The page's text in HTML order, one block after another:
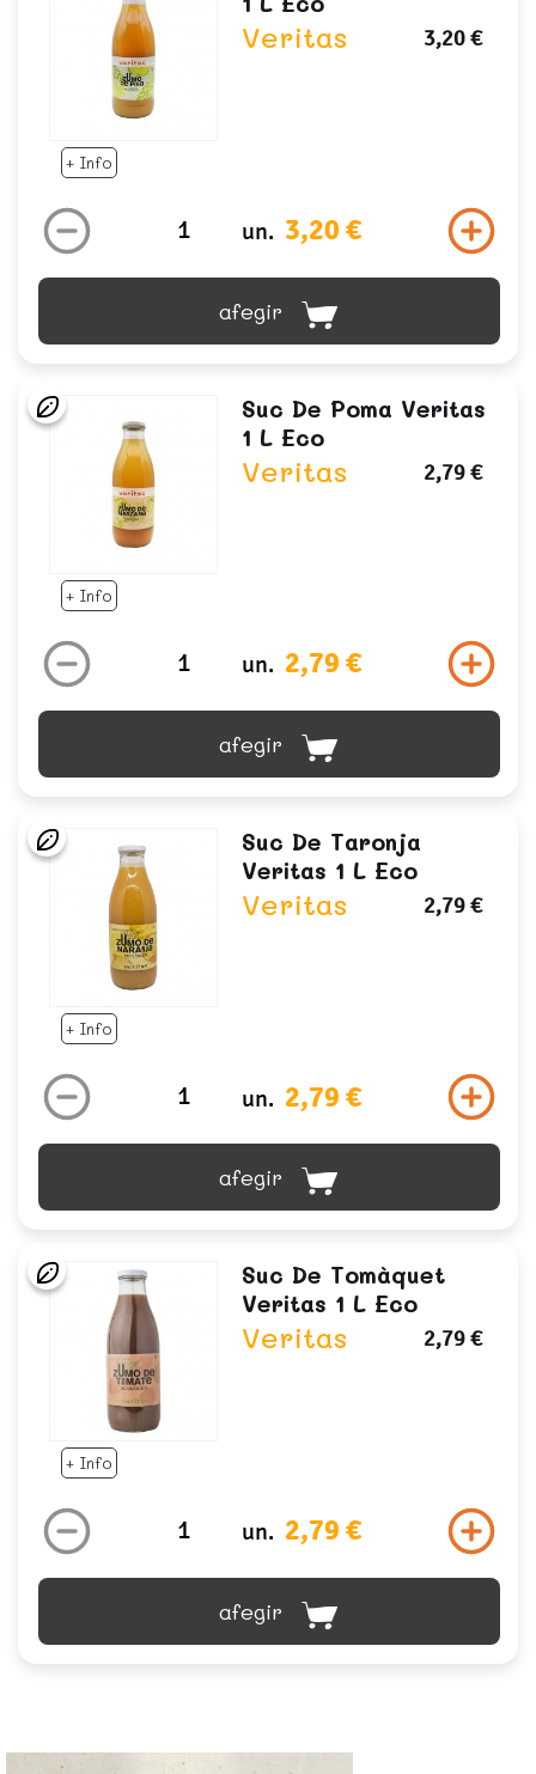
+ Info
Veritas 3,20 €
un. 3,20 €
afegir
+ Info
Suc De Poma Veritas
1 L Eco
Veritas 2,79 €
un. 2,79 €
afegir
+ Info
Suc De Taronja
Veritas 1 L Eco
Veritas 2,79 €
un. 2,79 €
afegir
+ Info
Suc De Tomàquet
Veritas 1 L Eco
Veritas 2,79 €
un. 2,79 €
afegir